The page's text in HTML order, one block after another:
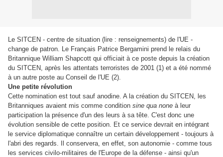
Le SITCEN - centre de situation (lire : renseignements) de l'UE -
change de patron. Le Français Patrice Bergamini prend le relais du
Britannique William Shapcott qui officiait à ce poste depuis la création
du SITCEN, après les attentats terroristes de 2001 (1) et a été nommé
à un autre poste au Conseil de l'UE (2).
Une petite révolution
Cette nomination est tout sauf anodine. A la création du SITCEN, les
Britanniques avaient mis comme condition sine qua none à leur
participation la présence d'un des leurs à sa tête. C'est donc une
évolution sensible de cette position. Et ce service devrait en intégrant
le service diplomatique connaître un certain développement - toujours à
l'abri des regards. Il conservera, en effet, son autonomie - comme tous
les services civilo-militaires de l'Europe de la défense - ainsi qu'un